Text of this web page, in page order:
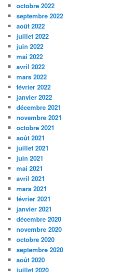
octobre 2022
septembre 2022
août 2022
juillet 2022
juin 2022
mai 2022
avril 2022
mars 2022
février 2022
janvier 2022
décembre 2021
novembre 2021
octobre 2021
août 2021
juillet 2021
juin 2021
mai 2021
avril 2021
mars 2021
février 2021
janvier 2021
décembre 2020
novembre 2020
octobre 2020
septembre 2020
août 2020
juillet 2020